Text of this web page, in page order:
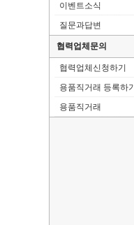
이벤트소식
질문과답변
협력업체문의
협력업체신청하기
용품직거래 등록하기
용품직거래